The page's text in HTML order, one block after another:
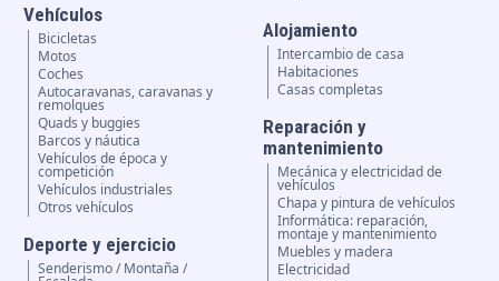
Vehículos
Bicicletas
Motos
Coches
Autocaravanas, caravanas y
remolques
Quads y buggies
Barcos y náutica
Vehículos de época y
competición
Vehículos industriales
Otros vehículos
Deporte y ejercicio
Senderismo / Montaña /
Alojamiento
Intercambio de casa
Habitaciones
Casas completas
Reparación y
mantenimiento
Mecánica y electricidad de
vehículos
Chapa y pintura de vehículos
Informática: reparación,
montaje y mantenimiento
Muebles y madera
Electricidad